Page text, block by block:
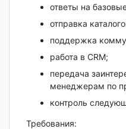
ответы на
отправка
поддержка
работа в CRM;
передача
менеджерам по
контроль
Требования: